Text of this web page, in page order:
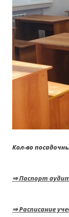
Кол-во
⇒Паспорт
⇒Расписание